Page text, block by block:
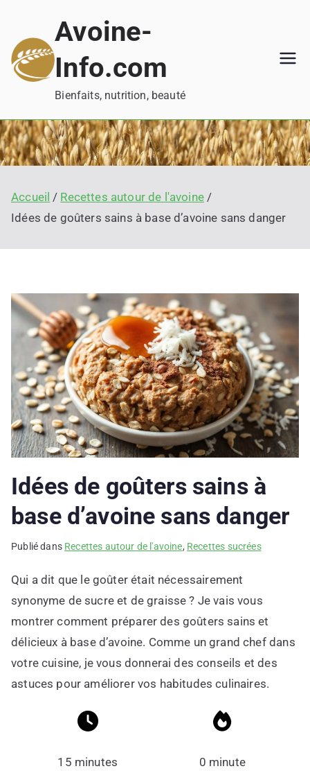
contenu
Avoine-
Info.com
Bienfaits, nutrition, beauté
Accueil
Recettes autour de l'avoine
Idées de goûters sains à base d’avoine sans danger
Idées de goûters sains à
base d’avoine sans danger
Publié dans Recettes autour de l'avoine, Recettes sucrées
Qui a dit que le goûter était nécessairement
synonyme de sucre et de graisse ? Je vais vous
montrer comment préparer des goûters sains et
délicieux à base d’avoine. Comme un grand chef dans
votre cuisine, je vous donnerai des conseils et des
astuces pour améliorer vos habitudes culinaires.
15 minutes 0 minute